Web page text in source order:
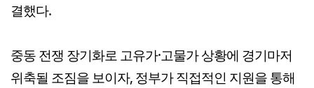
결했다.
중동 전쟁 장기화로 고유가·고물가 상황에 경기마저
위축될 조짐을 보이자, 정부가 직접적인 지원을 통해